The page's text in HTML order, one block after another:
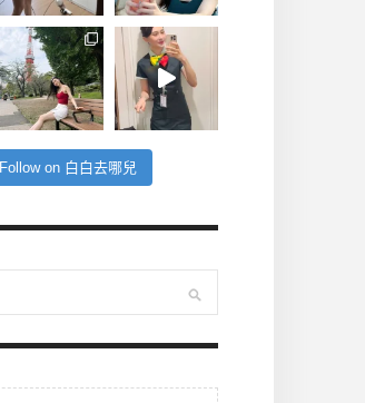
Follow on 白白去哪兒